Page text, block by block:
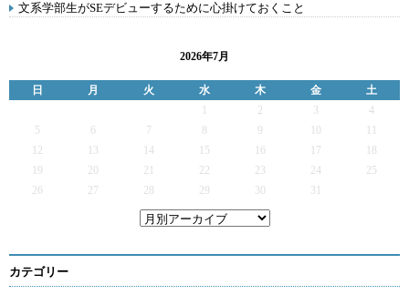
文系学部生がSEデビューするために心掛けておくこと
2026年7月
日 月 火 水 木 金
土
2 3
4
5
6 7 9
12
13 14 15 16 17
19
20 21 22 23 24
25
26
27 28 29 30 31
カテゴリー